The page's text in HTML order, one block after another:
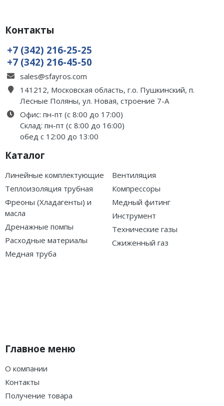
Контакты
+7 (342) 216-25-25
+7 (342) 216-45-50
sales@sfayros.com
141212, Московская область, г.о. Пушкинский, п.
Лесные Поляны, ул. Новая, строение 7-А
Офис: пн-пт (с 8:00 до 17:00)
Склад: пн-пт (с 8:00 до 16:00)
обед с 12:00 до 13:00
Каталог
Линейные комплектующие
Теплоизоляция трубная
Фреоны (Хладагенты) и
масла
Дренажные помпы
Расходные материалы
Медная труба
Вентиляция
Компрессоры
Медный фитинг
Инструмент
Технические газы
Сжиженный газ
Главное меню
О компании
Контакты
Получение товара